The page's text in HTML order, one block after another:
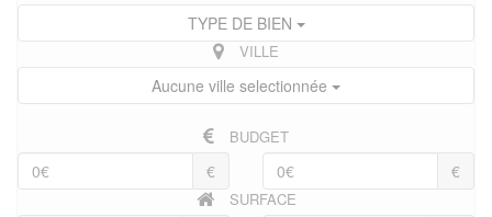
TYPE DE BIEN
VILLE
Aucune ville selectionnée
BUDGET
€ €
SURFACE